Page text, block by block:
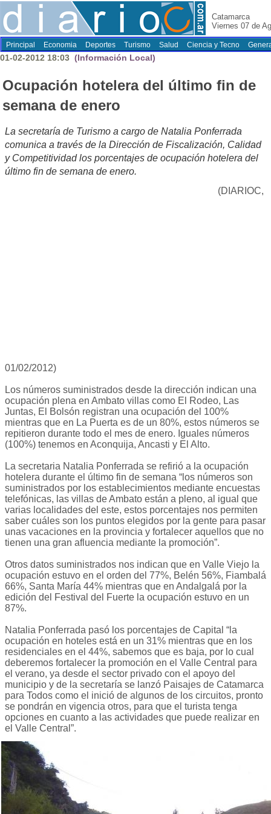
Catamarca
Viernes 07 de
Principal Economia Deportes Turismo Salud Ciencia y Tecno
01-02-2012 18:03 (Información Local)
Ocupación hotelera del último fin de
semana de enero
La secretaría de Turismo a cargo de Natalia Ponferrada
comunica a través de la Dirección de Fiscalización, Calidad
y Competitividad los porcentajes de ocupación hotelera del
último fin de semana de enero.
(DIARIOC,
01/02/2012)
Los números suministrados desde la dirección indican una
ocupación plena en Ambato villas como El Rodeo, Las
Juntas, El Bolsón registran una ocupación del 100%
mientras que en La Puerta es de un 80%, estos números se
repitieron durante todo el mes de enero. Iguales números
(100%) tenemos en Aconquija, Ancasti y El Alto.
La secretaria Natalia Ponferrada se refirió a la ocupación
hotelera durante el último fin de semana “los números son
suministrados por los establecimientos mediante encuestas
telefónicas, las villas de Ambato están a pleno, al igual que
varias localidades del este, estos porcentajes nos permiten
saber cuáles son los puntos elegidos por la gente para pasar
unas vacaciones en la provincia y fortalecer aquellos que no
tienen una gran afluencia mediante la promoción”.
Otros datos suministrados nos indican que en Valle Viejo la
ocupación estuvo en el orden del 77%, Belén 56%, Fiambalá
66%, Santa María 44% mientras que en Andalgalá por la
edición del Festival del Fuerte la ocupación estuvo en un
87%.
Natalia Ponferrada pasó los porcentajes de Capital “la
ocupación en hoteles está en un 31% mientras que en los
residenciales en el 44%, sabemos que es baja, por lo cual
deberemos fortalecer la promoción en el Valle Central para
el verano, ya desde el sector privado con el apoyo del
municipio y de la secretaría se lanzó Paisajes de Catamarca
para Todos como el inició de algunos de los circuitos, pronto
se pondrán en vigencia otros, para que el turista tenga
opciones en cuanto a las actividades que puede realizar en
el Valle Central”.